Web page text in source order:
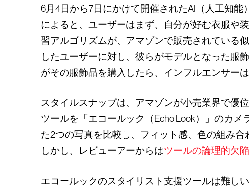
6月4日から7日にかけて開催されたAI（人工知
によると、ユーザーはまず、自分が好む衣服や
習アルゴリズムが、アマゾンで販売されている
したユーザーに対し、彼らがモデルとなった服
がその服飾品を購入したら、インフルエンサー
スタイルスナップは、アマゾンが小売業界で優
ツールを「エコールック（Echo Look）」のカ
た2つの写真を比較し、フィット感、色の組み
しかし、レビューアーからはツールの論理的欠陥
エコールックのスタイリスト支援ツールは難し